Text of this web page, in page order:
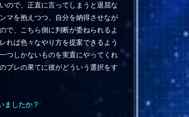
ので、正直に言ってしまうと退屈な
マを抱えつつ、自分を納得させなが
で、こちら側に判断が委ねられるよ
れば色々なやり方を提案できるよう
つしかないものを実直にやってくれ
ブレの果てに彼がどういう選択をす
ましたか？